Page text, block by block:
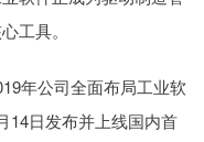
工具。
年公司全面布局工业软
14日发布并上线国内首